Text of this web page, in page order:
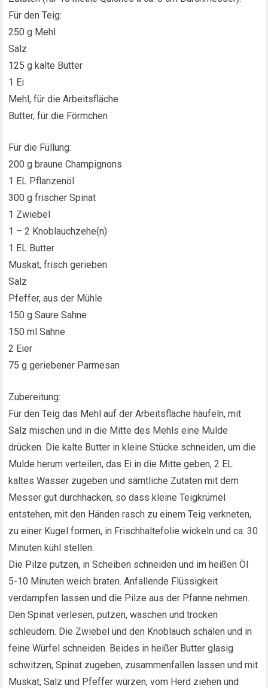
Für den Teig:
250 g Mehl
Salz
125 g kalte Butter
1 Ei
Mehl, für die Arbeitsfläche
Butter, für die Förmchen
Für die Füllung:
200 g braune Champignons
1 EL Pflanzenöl
300 g frischer Spinat
1 Zwiebel
1 – 2 Knoblauchzehe(n)
1 EL Butter
Muskat, frisch gerieben
Salz
Pfeffer, aus der Mühle
150 g Saure Sahne
150 ml Sahne
2 Eier
75 g geriebener Parmesan
Zubereitung:
Für den Teig das Mehl auf der Arbeitsfläche häufeln, mit
Salz mischen und in die Mitte des Mehls eine Mulde
drücken. Die kalte Butter in kleine Stücke schneiden, um die
Mulde herum verteilen, das Ei in die Mitte geben, 2 EL
kaltes Wasser zugeben und sämtliche Zutaten mit dem
Messer gut durchhacken, so dass kleine Teigkrümel
entstehen, mit den Händen rasch zu einem Teig verkneten,
zu einer Kugel formen, in Frischhaltefolie wickeln und ca. 30
Minuten kühl stellen.
Die Pilze putzen, in Scheiben schneiden und im heißen Öl
5-10 Minuten weich braten. Anfallende Flüssigkeit
verdampfen lassen und die Pilze aus der Pfanne nehmen.
Den Spinat verlesen, putzen, waschen und trocken
schleudern. Die Zwiebel und den Knoblauch schälen und in
feine Würfel schneiden. Beides in heißer Butter glasig
schwitzen, Spinat zugeben, zusammenfallen lassen und mit
Muskat, Salz und Pfeffer würzen, vom Herd ziehen und